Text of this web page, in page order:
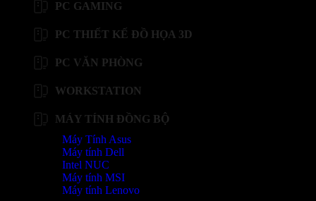
PC GAMING
PC THIẾT KẾ ĐỒ HỌA 3D
PC VĂN PHÒNG
WORKSTATION
MÁY TÍNH ĐỒNG BỘ
Máy Tính Asus
Máy tính Dell
Intel NUC
Máy tính MSI
Máy tính Lenovo